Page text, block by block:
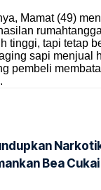
Mamat (49)
tinggi, tapi tetap
sapi menjual
pembeli
Bea